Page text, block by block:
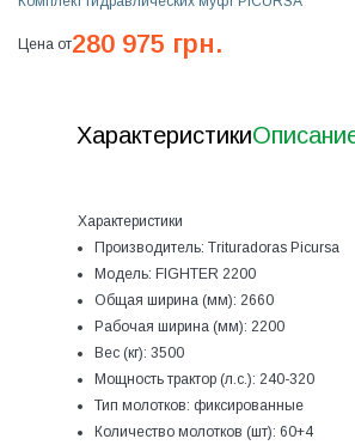
Цена от280 975 грн.
Характеристики
Характеристики
Производитель: Trituradoras Picursa
Модель: FIGHTER 2200
Общая ширина (мм): 2660
Рабочая ширина (мм): 2200
Вес (кг): 3500
Мощность трактор (л.с.): 240-320
Тип молотков: фиксированные
Количество молотков (шт): 60+4